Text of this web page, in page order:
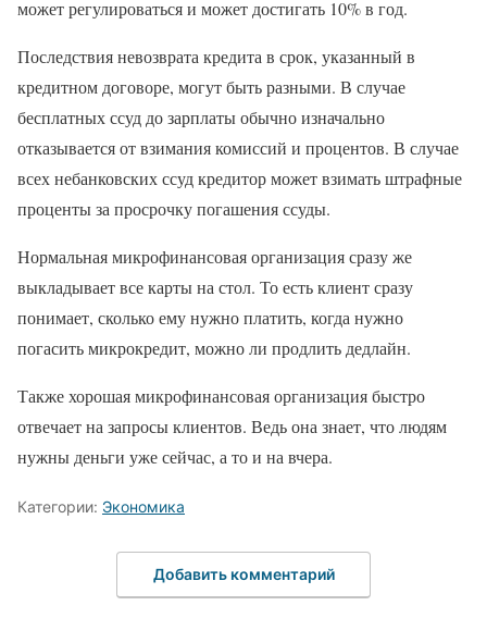
может регулироваться и может достигать 10% в год.
Последствия невозврата кредита в срок, указанный в
кредитном договоре, могут быть разными. В случае
бесплатных ссуд до зарплаты обычно изначально
отказывается от взимания комиссий и процентов. В случае
всех небанковских ссуд кредитор может взимать штрафные
проценты за просрочку погашения ссуды.
Нормальная микрофинансовая организация сразу же
выкладывает все карты на стол. То есть клиент сразу
понимает, сколько ему нужно платить, когда нужно
погасить микрокредит, можно ли продлить дедлайн.
Также хорошая микрофинансовая организация быстро
отвечает на запросы клиентов. Ведь она знает, что людям
нужны деньги уже сейчас, а то и на вчера.
Категории: Экономика
Добавить комментарий